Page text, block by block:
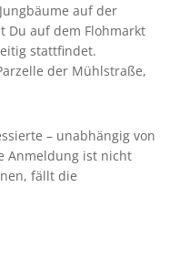
auf der
Du auf dem Flohmarkt
stattfindet.
der Mühlstraße,
– unabhängig von
Anmeldung ist nicht
fällt die